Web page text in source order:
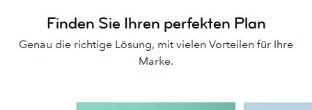
Finden Sie Ihren perfekten Plan
Genau die richtige Lösung, mit vielen Vorteilen für Ihre
Marke.